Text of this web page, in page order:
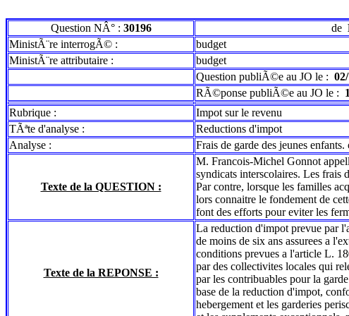
Question NÂ° : 30196 de
MinistÃ¨re interrogÃ© :
budget
MinistÃ¨re attributaire :
budget
Question publiÃ©e au JO le :
RÃ©ponse publiÃ©e au JO le :
Rubrique :
Impot sur le revenu
TÃªte d'analyse :
Reductions d'impot
Analyse :
Frais de garde des jeunes
Texte de la QUESTION :
M. Francois-Michel Gonnot
syndicats interscolaires. Les frais
Par contre, lorsque les familles
lors connaitre le fondement de
font des efforts pour eviter les
Texte de la REPONSE :
La reduction d'impot prevue par
de moins de six ans assurees a
conditions prevues a l'article L.
par des collectivites locales qui
par les contribuables pour la
base de la reduction d'impot,
hebergement et les garderies